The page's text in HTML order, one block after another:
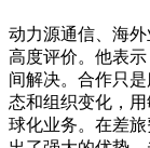
动力源通信、海
高度评价。他表
间解决。合作只
态和组织变化，
球化业务。在差